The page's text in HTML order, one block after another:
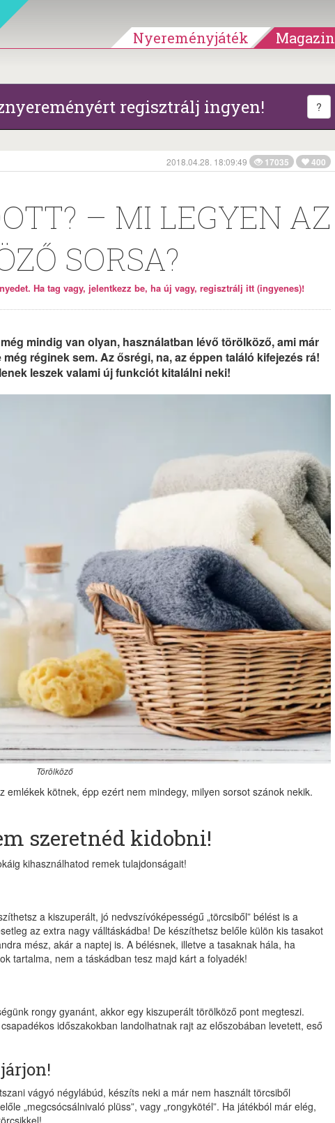
Nyereményjáték Magazin
regisztrálj ingyen! ?
2018.04.28. 18:09:49 17035 400
– MI LEGYEN AZ
SORSA?
Ha tag vagy, jelentkezz be, ha új vagy, regisztrálj itt (ingyenes)!
mindig van olyan, használatban lévő törölköző, ami már
réginek sem. Az ősrégi, na, az éppen találó kifejezés rá!
leszek valami új funkciót kitalálni neki!
Törölköző
kötnek, épp ezért nem mindegy, milyen sorsot szánok nekik.
szeretnéd kidobni!
kihasználhatod remek tulajdonságait!
a kiszuperált, jó nedvszívóképességű „törcsiből” bélést is a
az extra nagy válltáskádba! De készíthetsz belőle külön kis tasakot
mész, akár a naptej is. A bélésnek, illetve a tasaknak hála, ha
tartalma, nem a táskádban tesz majd kárt a folyadék!
rongy gyanánt, akkor egy kiszuperált törölköző pont megteszi.
időszakokban landolhatnak rajt az előszobában levetett, eső
vágyó négylábúd, készíts neki a már nem használt törcsiből
„megcsócsálnivaló plüss”, vagy „rongykötél”. Ha játékból már elég,